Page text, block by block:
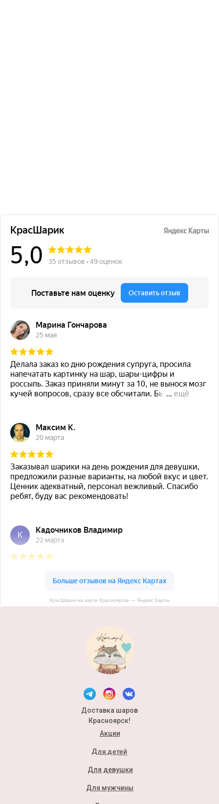
КрасШарик на карте Красноярска — Яндекс Карты
Доставка шаров
Красноярск!
Акции
Для детей
Для девушки
Для мужчины